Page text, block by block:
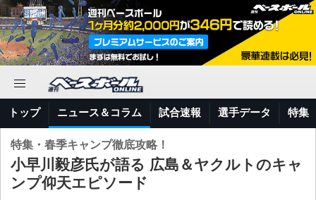
トップ ニュース＆コラム 試合速報 選手データ 特集
特集・春季キャンプ徹底攻略！
小早川毅彦氏が語る 広島＆ヤクルトのキャ
ンプ仰天エピソード